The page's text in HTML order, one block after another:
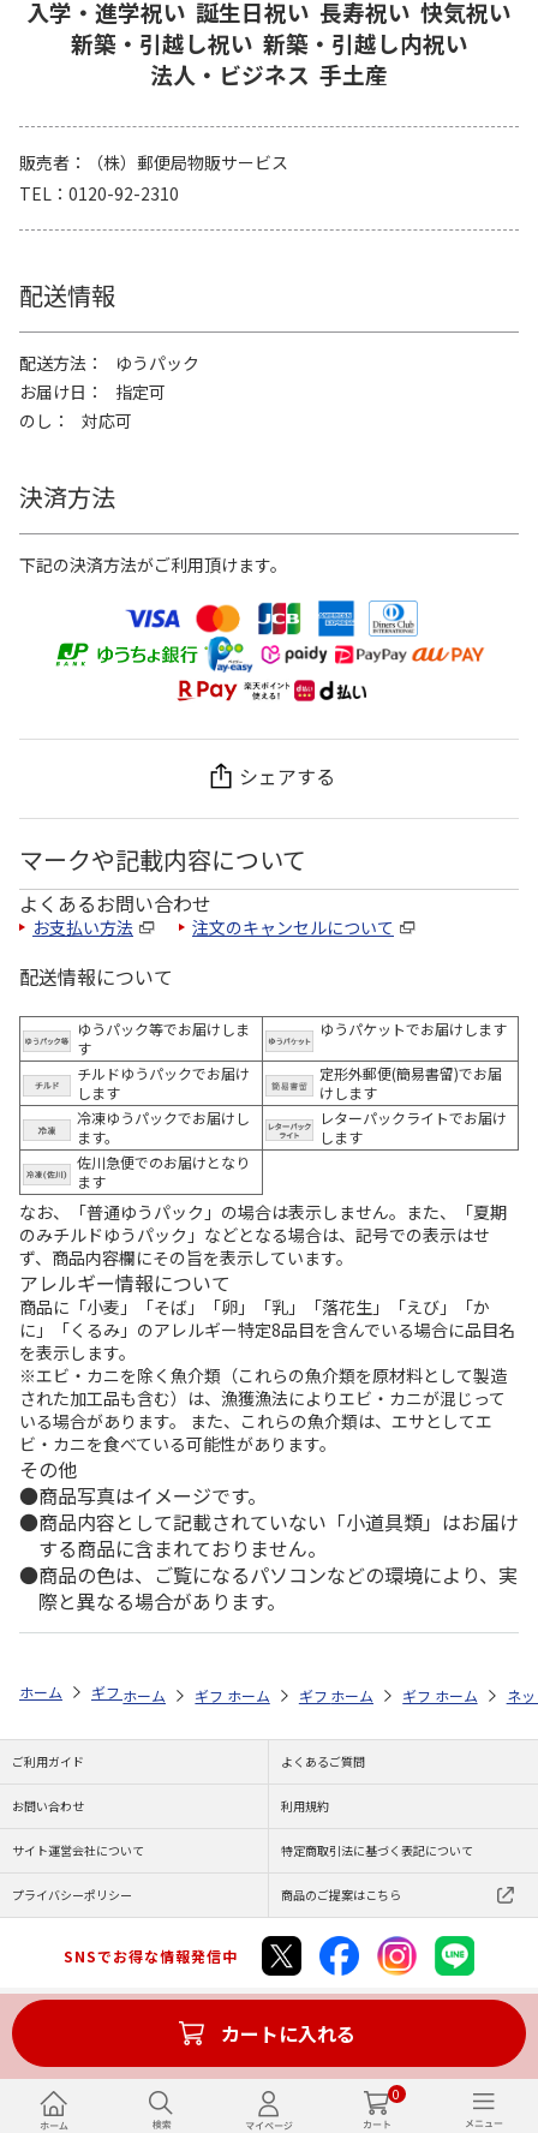
0
入学・進学祝い 誕生日祝い 長寿祝い 快気祝い
新築・引越し祝い 新築・引越し内祝い
法人・ビジネス 手土産
販売者
（株）郵便局物販サービス
TEL
0120-92-2310
配送情報
配送方法
ゆうパック
お届け日
指定可
のし
対応可
決済方法
下記の決済方法がご利用頂けます。
シェアする
マークや記載内容について
よくあるお問い合わせ
お支払い方法 注文のキャンセルについて
配送情報について
ゆうパック等でお届けしま
す
ゆうパケットでお届けします
チルドゆうパックでお届け
します
定形外郵便(簡易書留)でお届
けします
冷凍ゆうパックでお届けし
ます。
レターパックライトでお届け
します
佐川急便でのお届けとなり
ます
なお、「普通ゆうパック」の場合は表示しません。また、「夏期
のみチルドゆうパック」などとなる場合は、記号での表示はせ
ず、商品内容欄にその旨を表示しています。
アレルギー情報について
商品に「小麦」「そば」「卵」「乳」「落花生」「えび」「か
に」「くるみ」のアレルギー特定8品目を含んでいる場合に品目名
を表示します。
※エビ・カニを除く魚介類（これらの魚介類を原材料として製造
された加工品も含む）は、漁獲漁法によりエビ・カニが混じって
いる場合があります。 また、これらの魚介類は、エサとしてエ
ビ・カニを食べている可能性があります。
その他
商品写真はイメージです。
商品内容として記載されていない「小道具類」はお届け
する商品に含まれておりません。
商品の色は、ご覧になるパソコンなどの環境により、実
際と異なる場合があります。
カートに入れる
ホーム ギフト通販 内祝い・お返し 結婚内祝い 選べる国産和牛
ホーム ギフト通販 内祝い・お返し 結婚内祝い
ホーム ギフト通販 内祝い・お返し
ホーム ギフト通販 内
ホーム ネ
ご利用ガイド よくあるご質問
お問い合わせ 利用規約
サイト運営会社について 特定商取引法に基づく表記について
プライバシーポリシー 商品のご提案はこちら
SNSでお得な情報発信中
Copyright (C) JAPAN POST Co.,Ltd. All Rights Reserved.